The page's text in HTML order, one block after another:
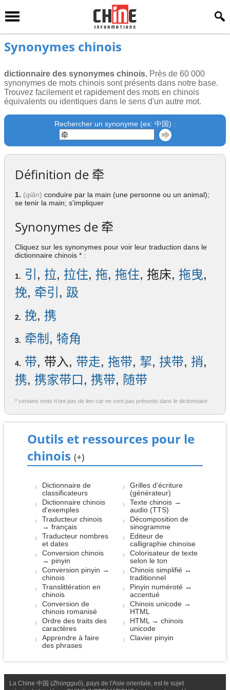
Synonymes chinois
dictionnaire des synonymes chinois. Près de 60 000
synonymes de mots chinois sont présents dans notre base.
Trouvez facilement et rapidement des mots en chinois
équivalents ou identiques dans le sens d'un autre mot.
Rechercher un synonyme (ex: 中国) :
Définition de 牵
1. (qiān) conduire par la main (une personne ou un animal);
se tenir la main; s'impliquer
Synonymes de 牵
Cliquez sur les synonymes pour voir leur traduction dans le
dictionnaire chinois * :
1. 引 , 拉, 拉住, 拖, 拖住, 拖床, 拖曳,
挽, 牵引 , 趿
2. 挽, 携
3. 牵制 , 犄角
4. 带, 带入, 带走, 拖带, 挈, 挟带, 捎,
携, 携家带口, 携带, 随带
* certains mots n'ont pas de lien car ne sont pas présents dans le dictionnaire.
Outils et ressources pour le
chinois (+)
Dictionnaire de
classificateurs
Dictionnaire chinois
d'exemples
Traducteur chinois
→ français
Traducteur nombres
et dates
Conversion chinois
→ pinyin
Conversion pinyin →
chinois
Translittération en
chinois
Conversion de
chinois romanisé
Ordre des traits des
caractères
Apprendre à faire
des phrases
Grilles d'écriture
(générateur)
Texte chinois →
audio (TTS)
Décomposition de
sinogramme
Editeur de
calligraphie chinoise
Colorisateur de texte
selon le ton
Chinois simplifié ↔
traditionnel
Pinyin numéroté ↔
accentué
Chinois unicode →
HTML
HTML → chinois
unicode
Clavier pinyin
La Chine 中国 (Zhongguó), pays de l'Asie orientale, est le sujet